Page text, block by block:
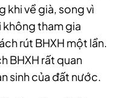
khi về già, song vì
tham gia
rút BHXH một lần.
BHXH rất quan
sinh của đất nước.